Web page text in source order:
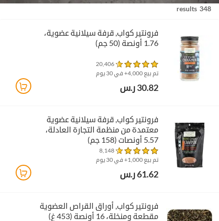
348 results
فرونتير كواب‏, قرفة سيلانية عضوية،
1.76 أونصة (50 جم)
20,406
تم بيع 4,000+ في 30 يوم
30.82 ر.س
فرونتير كواب‏, قرفة سيلانية عضوية
معتمدة من منظمة التجارة العادلة،
5.57 أونصات (158 جم)
8,148
تم بيع 1,000+ في 30 يوم
61.62 ر.س
فرونتير كواب‏, أوراق القراص العضوية
مقطعة ومنخلة، 16 أونصة (453 غ)